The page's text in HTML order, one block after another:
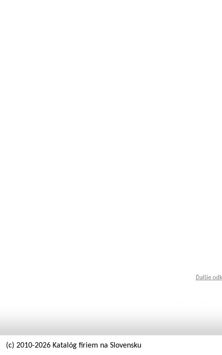
Ďalšie
(c) 2010-2026 Katalóg firiem na Slovensku